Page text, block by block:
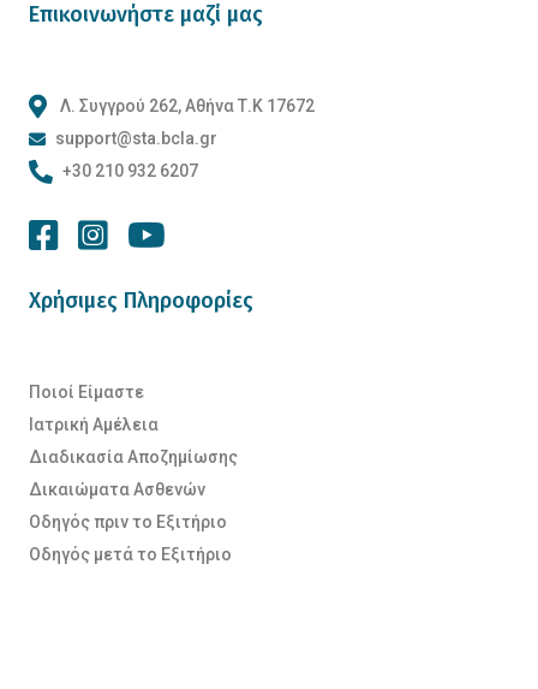
Επικοινωνήστε μαζί μας
Λ. Συγγρού 262, Αθήνα Τ.Κ 17672
support@sta.bcla.gr
+30 210 932 6207
Χρήσιμες Πληροφορίες
Ποιοί Είμαστε
Ιατρική Αμέλεια
Διαδικασία Αποζημίωσης
Δικαιώματα Ασθενών
Οδηγός πριν το Εξιτήριο
Οδηγός μετά το Εξιτήριο